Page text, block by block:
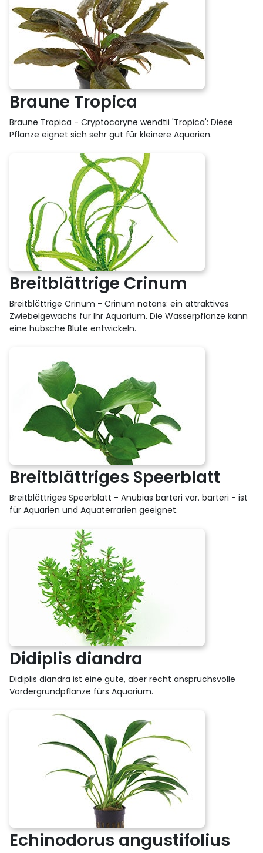
Braune Tropica
Braune Tropica - Cryptocoryne wendtii 'Tropica': Diese
Pflanze eignet sich sehr gut für kleinere Aquarien.
Breitblättrige Crinum
Breitblättrige Crinum - Crinum natans: ein attraktives
Zwiebelgewächs für Ihr Aquarium. Die Wasserpflanze kann
eine hübsche Blüte entwickeln.
Breitblättriges Speerblatt
Breitblättriges Speerblatt - Anubias barteri var. barteri - ist
für Aquarien und Aquaterrarien geeignet.
Didiplis diandra
Didiplis diandra ist eine gute, aber recht anspruchsvolle
Vordergrundpflanze fürs Aquarium.
Echinodorus angustifolius